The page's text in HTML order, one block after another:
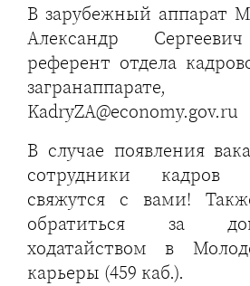
В зарубежный аппарат
Александр
референт отдела
загранаппарате,
KadryZA@economy.gov.ru
В случае появления
сотрудники кадров
свяжутся с вами!
обратиться за
ходатайством в
карьеры (459 каб.).